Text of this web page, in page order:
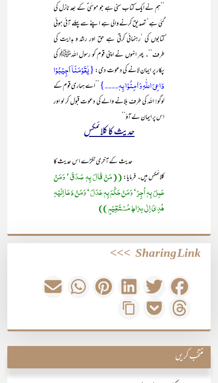
’’ہم نے ایک کتاب سنی ہے جو موسٰی ؑ کے بعد نازل کی
گئی ہے‘ تصدیق کرنے والی ہے اپنے سے پہلے آئی ہوئی
کتابوں کی ‘رہنمائی کرتی ہے حق اور رشد و ہدایت کی
طرف‘‘۔ پھر انہوں نے اپنی قوم کو رسول اللہﷺ کی
پکار پر ایمان لانے کی دعوت دی:{یٰقَوۡمَنَاۤ اَجِیۡبُوۡا
دَاعِیَ اللّٰہِ وَ اٰمِنُوۡا بِہٖ۔۔۔۔} ’’اے ہماری قوم کے
لوگو! اللہ کی طرف بلانے والے کی دعوت قبول کر لو اور
اس پر ایمان لے آؤ‘‘
حدیث کا کلائمکس
حدیث کے آخری ٹکڑے اس حدیث کا
کلائمکس ہیں۔ فرمایا:((مَنْ قَالَ بِہٖ صَدَقَ‘ وَمَنْ
عَمِلَ بِہٖ اُجِرَ‘ وَمَنْ حَکَمَ بِہٖ عَدَلَ‘ وَمَنْ دَعَا اِلَیْہِ
ھُدِیَ اِلٰی صِرَاطٍ مُسْتَقِیْمٍ ))
Sharing Link
>>>
منتخب کریں